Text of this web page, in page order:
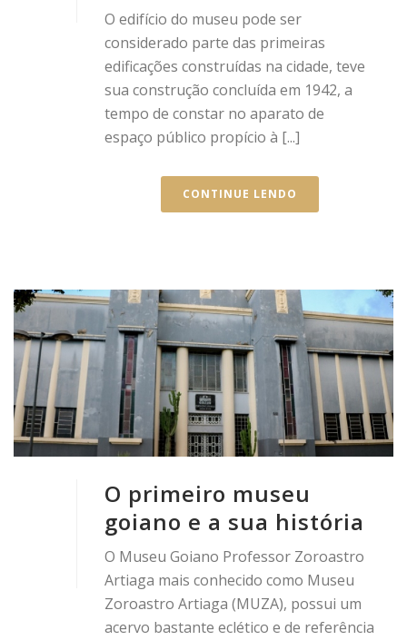
O edifício do museu pode ser
considerado parte das primeiras
edificações construídas na cidade, teve
sua construção concluída em 1942, a
tempo de constar no aparato de
espaço público propício à [...]
CONTINUE LENDO
O primeiro museu
goiano e a sua história
O Museu Goiano Professor Zoroastro
Artiaga mais conhecido como Museu
Zoroastro Artiaga (MUZA), possui um
acervo bastante eclético e de referência